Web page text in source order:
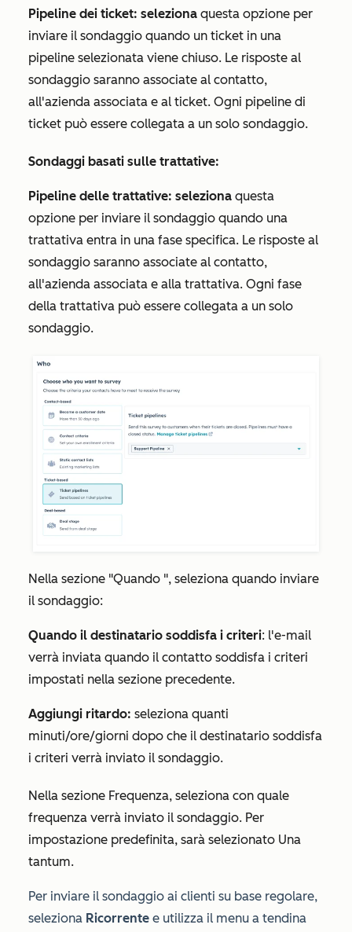
Pipeline dei ticket: seleziona questa opzione per
inviare il sondaggio quando un ticket in una
pipeline selezionata viene chiuso. Le risposte al
sondaggio saranno associate al contatto,
all'azienda associata e al ticket. Ogni pipeline di
ticket può essere collegata a un solo sondaggio.
Sondaggi basati sulle trattative:
Pipeline delle trattative: seleziona questa
opzione per inviare il sondaggio quando una
trattativa entra in una fase specifica. Le risposte al
sondaggio saranno associate al contatto,
all'azienda associata e alla trattativa. Ogni fase
della trattativa può essere collegata a un solo
sondaggio.
Nella sezione "Quando ", seleziona quando inviare
il sondaggio:
Quando il destinatario soddisfa i criteri: l'e-mail
verrà inviata quando il contatto soddisfa i criteri
impostati nella sezione precedente.
Aggiungi ritardo: seleziona quanti
minuti/ore/giorni dopo che il destinatario soddisfa
i criteri verrà inviato il sondaggio.
Nella sezione Frequenza, seleziona con quale
frequenza verrà inviato il sondaggio. Per
impostazione predefinita, sarà selezionato Una
tantum.
Per inviare il sondaggio ai clienti su base regolare,
seleziona Ricorrente e utilizza il menu a tendina